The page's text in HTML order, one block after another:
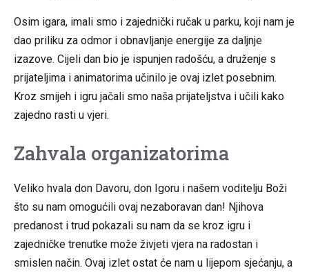
Osim igara, imali smo i zajednički ručak u parku, koji nam je
dao priliku za odmor i obnavljanje energije za daljnje
izazove. Cijeli dan bio je ispunjen radošću, a druženje s
prijateljima i animatorima učinilo je ovaj izlet posebnim.
Kroz smijeh i igru jačali smo naša prijateljstva i učili kako
zajedno rasti u vjeri.
Zahvala organizatorima
Veliko hvala don Davoru, don Igoru i našem voditelju Boži
što su nam omogućili ovaj nezaboravan dan! Njihova
predanost i trud pokazali su nam da se kroz igru i
zajedničke trenutke može živjeti vjera na radostan i
smislen način. Ovaj izlet ostat će nam u lijepom sjećanju, a